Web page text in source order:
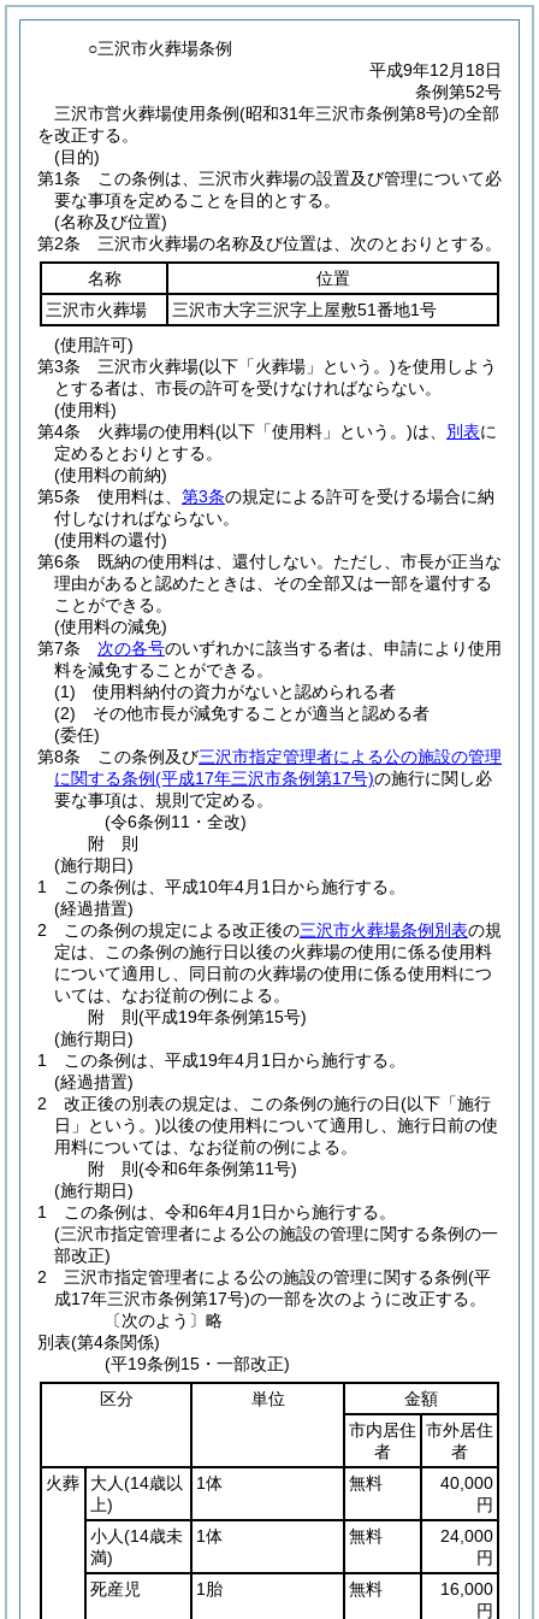
○三沢市火葬場条例
平成9年12月18日
条例第52号
三沢市営火葬場使用条例(昭和31年三沢市条例第8号)の全部
を改正する。
(目的)
第1条
この条例は、三沢市火葬場の設置及び管理について必
要な事項を定めることを目的とする。
(名称及び位置)
第2条
三沢市火葬場の名称及び位置は、次のとおりとする。
名称
位置
三沢市火葬場
三沢市大字三沢字上屋敷51番地1号
(使用許可)
第3条
三沢市火葬場(以下「火葬場」という。)を使用しよう
とする者は、市長の許可を受けなければならない。
(使用料)
第4条
火葬場の使用料(以下「使用料」という。)は、 別表に
定めるとおりとする。
(使用料の前納)
第5条
使用料は、 第3条の規定による許可を受ける場合に納
付しなければならない。
(使用料の還付)
第6条
既納の使用料は、還付しない。 ただし、市長が正当な
理由があると認めたときは、その全部又は一部を還付する
ことができる。
(使用料の減免)
第7条
次の各号のいずれかに該当する者は、申請により使用
料を減免することができる。
(1)
使用料納付の資力がないと認められる者
(2)
その他市長が減免することが適当と認める者
(委任)
第8条
この条例及び三沢市指定管理者による公の施設の管理
に関する条例(平成17年三沢市条例第17号)の施行に関し必
要な事項は、規則で定める。
(令6条例11・全改)
附 則
(施行期日)
1
この条例は、平成10年4月1日から施行する。
(経過措置)
2
この条例の規定による改正後の三沢市火葬場条例別表の規
定は、この条例の施行日以後の火葬場の使用に係る使用料
について適用し、同日前の火葬場の使用に係る使用料につ
いては、なお従前の例による。
附 則(平成19年条例第15号)
(施行期日)
1
この条例は、平成19年4月1日から施行する。
(経過措置)
2
改正後の別表の規定は、この条例の施行の日(以下「施行
日」という。)以後の使用料について適用し、施行日前の使
用料については、なお従前の例による。
附 則(令和6年条例第11号)
(施行期日)
1
この条例は、令和6年4月1日から施行する。
(三沢市指定管理者による公の施設の管理に関する条例の一
部改正)
2
三沢市指定管理者による公の施設の管理に関する条例(平
成17年三沢市条例第17号)の一部を次のように改正する。
〔次のよう〕略
別表(第4条関係)
(平19条例15・一部改正)
区分
単位
金額
市内居住
者
市外居住
者
火葬
大人(14歳以
上)
1体 無料
40,000
円
小人(14歳未
満)
1体 無料
24,000
円
死産児
1胎 無料
16,000
円